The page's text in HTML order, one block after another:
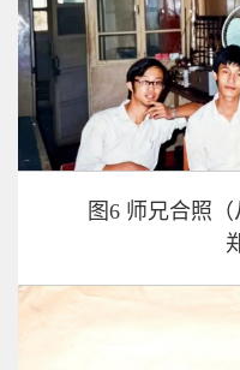
图6 师兄合照（